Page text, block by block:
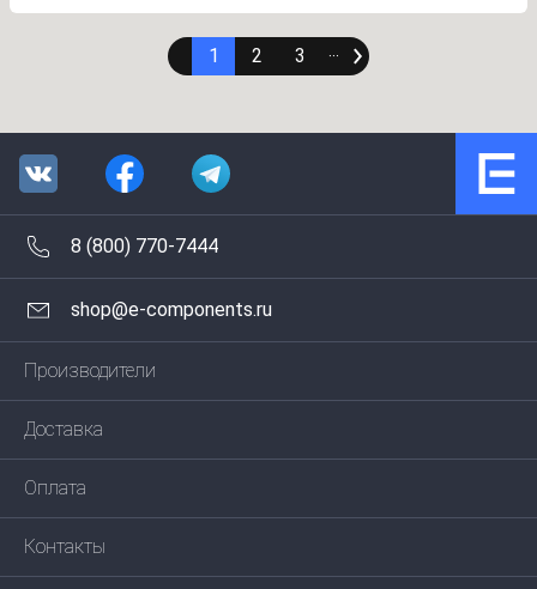
1 2 3 ∙∙∙
8 (800) 770-7444
shop@e-components.ru
Производители
Доставка
Оплата
Контакты